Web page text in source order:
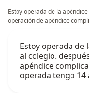
Estoy operada de la
operación de apéndice compli
Estoy operada de
al colegio.
apéndice
operada tengo 14